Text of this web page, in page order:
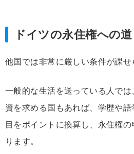
ドイツの永住権への道
他国では非常に厳しい条件が課せ
一般的な生活を送っている人で
資を求める国もあれば、学歴や
目をポイントに換算し、永住権
ります。